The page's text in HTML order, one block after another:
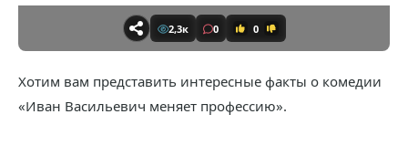
2,3к 0 0
Хотим вам представить интересные факты о комедии
«Иван Васильевич меняет профессию».